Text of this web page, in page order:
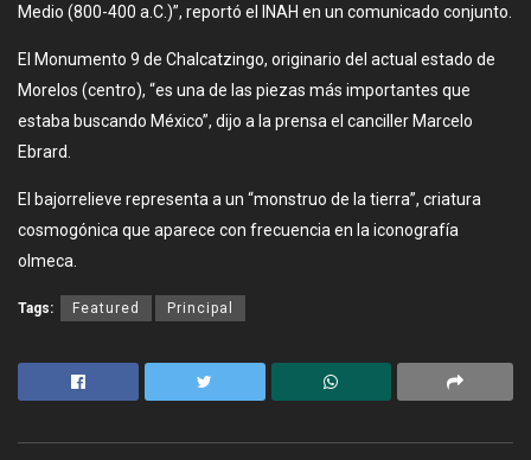
Medio (800-400 a.C.)”, reportó el INAH en un comunicado conjunto.
El Monumento 9 de Chalcatzingo, originario del actual estado de
Morelos (centro), “es una de las piezas más importantes que
estaba buscando México”, dijo a la prensa el canciller Marcelo
Ebrard.
El bajorrelieve representa a un “monstruo de la tierra”, criatura
cosmogónica que aparece con frecuencia en la iconografía
olmeca.
Tags: Featured Principal